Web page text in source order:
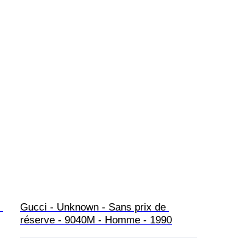
Gucci - Unknown - Sans prix de
réserve - 9040M - Homme - 1990